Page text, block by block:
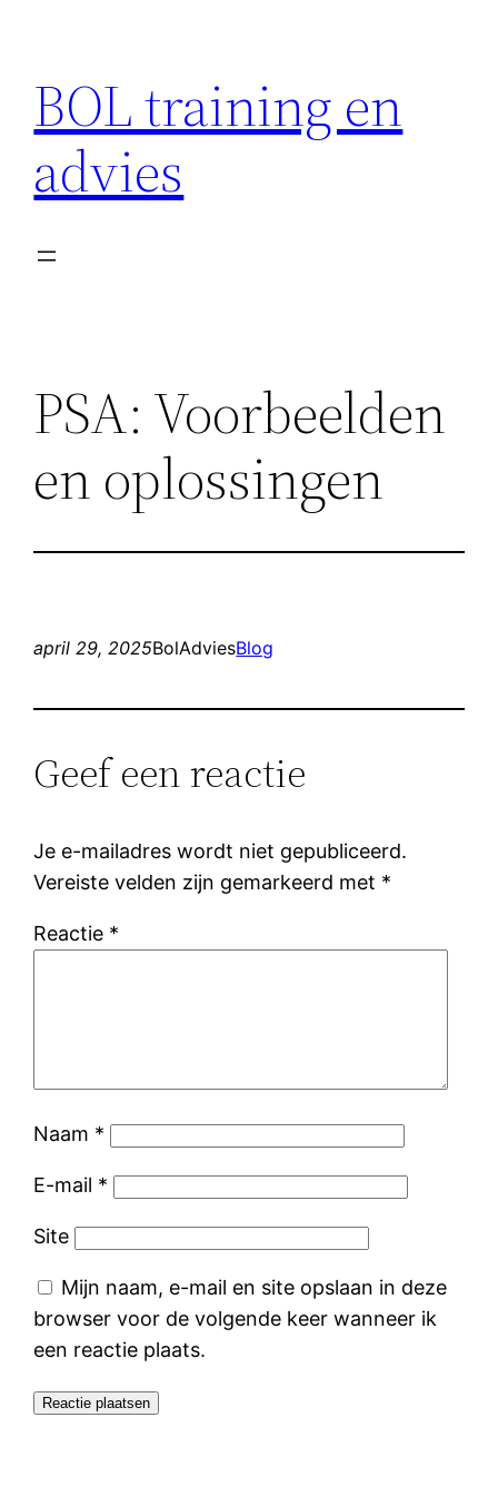
inhoud
BOL training en
advies
PSA: Voorbeelden
en oplossingen
april 29, 2025BolAdviesBlog
Geef een reactie
Je e-mailadres wordt niet gepubliceerd.
Vereiste velden zijn gemarkeerd met *
Reactie *
Naam *
E-mail *
Site
Mijn naam, e-mail en site opslaan in deze
browser voor de volgende keer wanneer ik
een reactie plaats.